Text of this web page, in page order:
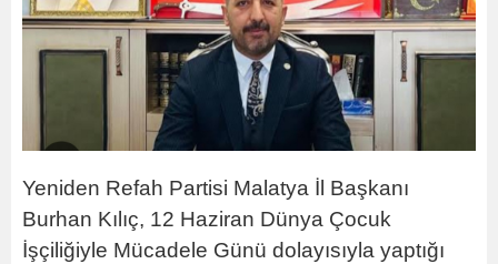
Yeniden Refah Partisi Malatya İl Başkanı
Burhan Kılıç, 12 Haziran Dünya Çocuk
İşçiliğiyle Mücadele Günü dolayısıyla yaptığı